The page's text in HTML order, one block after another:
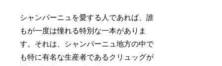
シャンパーニュを愛する人であれば、誰
もが一度は憧れる特別な一本がありま
す。それは、シャンパーニュ地方の中で
も特に有名な生産者であるクリュッグが